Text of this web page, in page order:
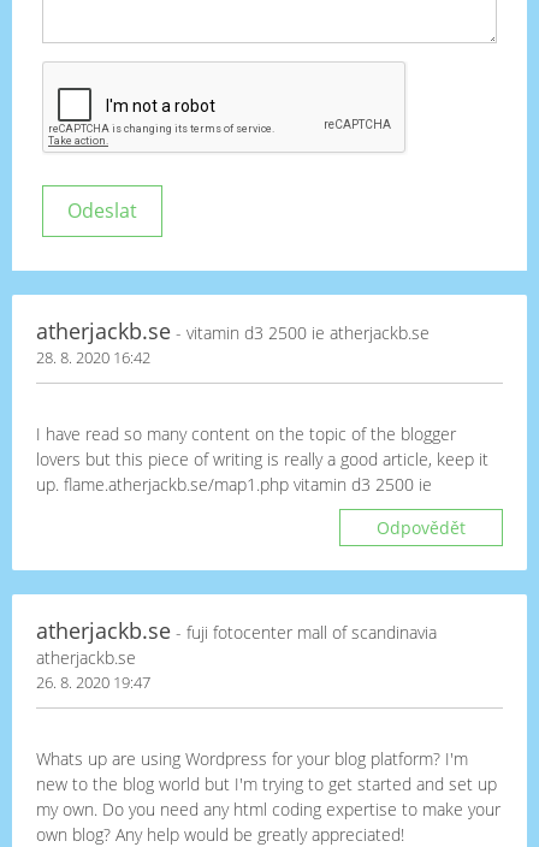
atherjackb.se - vitamin d3 2500 ie atherjackb.se
28. 8. 2020 16:42
I have read so many content on the topic of the blogger
lovers but this piece of writing is really a good article, keep it
up. flame.atherjackb.se/map1.php vitamin d3 2500 ie
Odpovědět
atherjackb.se - fuji fotocenter mall of scandinavia
atherjackb.se
26. 8. 2020 19:47
Whats up are using Wordpress for your blog platform? I'm
new to the blog world but I'm trying to get started and set up
my own. Do you need any html coding expertise to make your
own blog? Any help would be greatly appreciated!